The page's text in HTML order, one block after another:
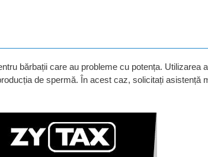
bărbații care au probleme cu potența. Utilizarea
de spermă. În acest caz, solicitați asistență